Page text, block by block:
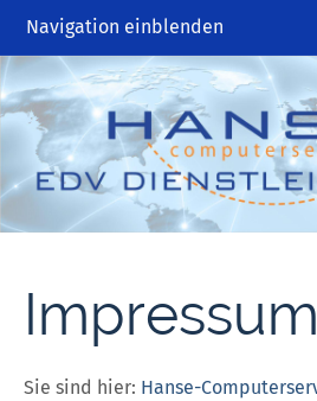
Navigation einblenden
Impressum
Sie sind hier: Hanse-